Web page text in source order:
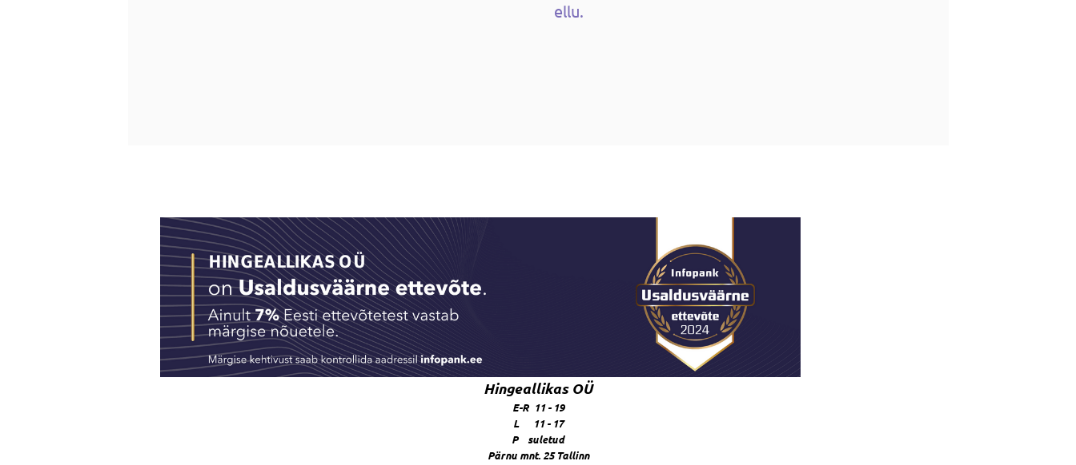
ellu.
Hingeallikas OÜ
E-R 11 - 19
L 11 - 17
P suletud
Pärnu mnt. 25 Tallinn